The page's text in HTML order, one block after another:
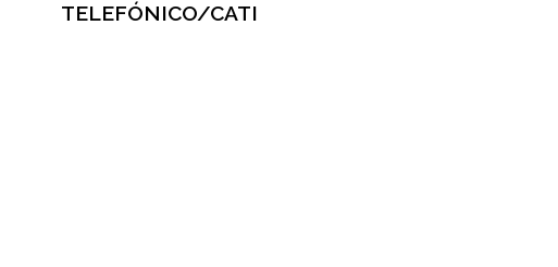
TELEFÓNICO/CATI